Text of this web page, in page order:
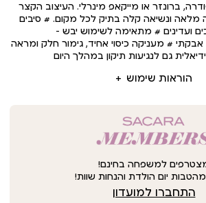
הוראות שימוש
ברונזר או מייקאפ מינרלי. העיצוב הקצר
מלאה ונשיאה קלה בתיק לכל מקום. # סיבים
ועדינים # מתאימה לשימוש יבש –
# מעניקה כיסוי אחיד, גימור חלק ומראה
גם לנגיעות תיקון במהלך היום
למשפחה בחינם!
מהטבות יום הולדת והנחות שוות!
התחברו למועדון